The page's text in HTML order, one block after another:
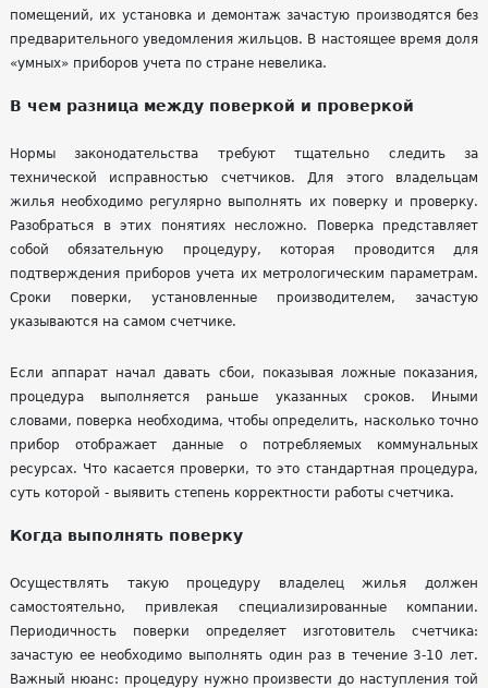
помещений, их установка и демонтаж зачастую производятся без
предварительного уведомления жильцов. В настоящее время доля
«умных» приборов учета по стране невелика.
В чем разница между поверкой и проверкой
Нормы законодательства требуют тщательно следить за
технической исправностью счетчиков. Для этого владельцам
жилья необходимо регулярно выполнять их поверку и проверку.
Разобраться в этих понятиях несложно. Поверка представляет
собой обязательную процедуру, которая проводится для
подтверждения приборов учета их метрологическим параметрам.
Сроки поверки, установленные производителем, зачастую
указываются на самом счетчике.
Если аппарат начал давать сбои, показывая ложные показания,
процедура выполняется раньше указанных сроков. Иными
словами, поверка необходима, чтобы определить, насколько точно
прибор отображает данные о потребляемых коммунальных
ресурсах. Что касается проверки, то это стандартная процедура,
суть которой - выявить степень корректности работы счетчика.
Когда выполнять поверку
Осуществлять такую процедуру владелец жилья должен
самостоятельно, привлекая специализированные компании.
Периодичность поверки определяет изготовитель счетчика:
зачастую ее необходимо выполнять один раз в течение 3-10 лет.
Важный нюанс: процедуру нужно произвести до наступления той